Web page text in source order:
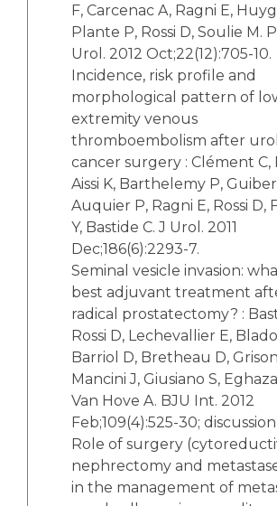
F, Carcenac A, Ragni E,
Plante P, Rossi D, Soulie M.
Urol. 2012 Oct;22(12):705-10.
Incidence, risk profile and
morphological pattern of
extremity venous
thromboembolism after
cancer surgery : Clément C,
Aissi K, Barthelemy P,
Auquier P, Ragni E, Rossi D,
Y, Bastide C. J Urol. 2011
Dec;186(6):2293-7.
Seminal vesicle invasion:
best adjuvant treatment
radical prostatectomy? :
Rossi D, Lechevallier E,
Barriol D, Bretheau D,
Mancini J, Giusiano S,
Van Hove A. BJU Int. 2012
Feb;109(4):525-30; discussion
Role of surgery
nephrectomy and
in the management of